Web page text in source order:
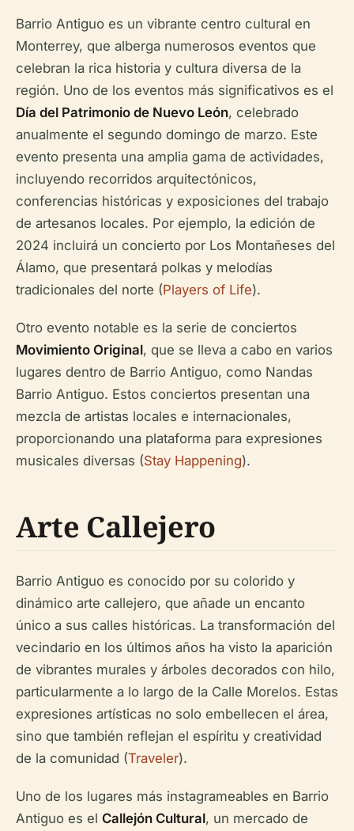
Barrio Antiguo es un vibrante centro cultural en
Monterrey, que alberga numerosos eventos que
celebran la rica historia y cultura diversa de la
región. Uno de los eventos más significativos es el
Día del Patrimonio de Nuevo León, celebrado
anualmente el segundo domingo de marzo. Este
evento presenta una amplia gama de actividades,
incluyendo recorridos arquitectónicos,
conferencias históricas y exposiciones del trabajo
de artesanos locales. Por ejemplo, la edición de
2024 incluirá un concierto por Los Montañeses del
Álamo, que presentará polkas y melodías
tradicionales del norte (Players of Life).
Otro evento notable es la serie de conciertos
Movimiento Original, que se lleva a cabo en varios
lugares dentro de Barrio Antiguo, como Nandas
Barrio Antiguo. Estos conciertos presentan una
mezcla de artistas locales e internacionales,
proporcionando una plataforma para expresiones
musicales diversas (Stay Happening).
Arte Callejero
Barrio Antiguo es conocido por su colorido y
dinámico arte callejero, que añade un encanto
único a sus calles históricas. La transformación del
vecindario en los últimos años ha visto la aparición
de vibrantes murales y árboles decorados con hilo,
particularmente a lo largo de la Calle Morelos. Estas
expresiones artísticas no solo embellecen el área,
sino que también reflejan el espíritu y creatividad
de la comunidad (Traveler).
Uno de los lugares más instagrameables en Barrio
Antiguo es el Callejón Cultural, un mercado de